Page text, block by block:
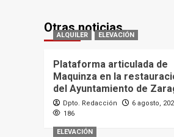
Otras noticias
ALQUILER ELEVACIÓN
Plataforma articulada de
Maquinza en la
del Ayuntamiento de
Dpto. Redacción
6 agosto,
186
ELEVACIÓN